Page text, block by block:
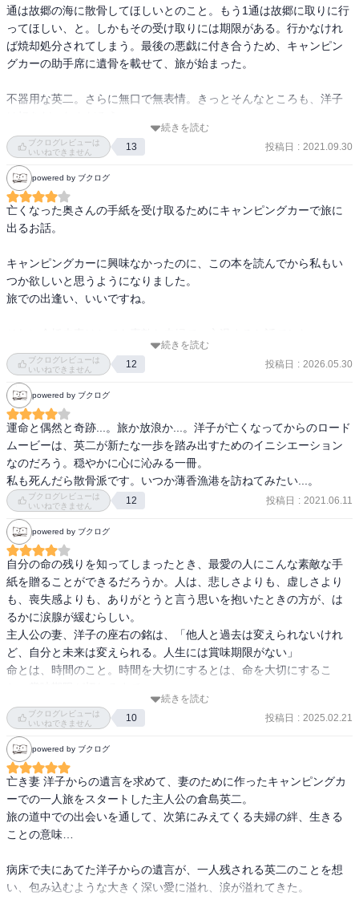
通は故郷の海に散骨してほしいとのこと。もう1通は故郷に取りに行
ってほしい、と。しかもその受け取りには期限がある。行かなけれ
ば焼却処分されてしまう。最後の悪戯に付き合うため、キャンピン
グカーの助手席に遺骨を載せて、旅が始まった。
不器用な英二。さらに無口で無表情。きっとそんなところも、洋子
童謡のしゃぼん玉が作られた背景は有名なので知っていたが、やは
り改めて聴くと悲しい。人が亡くなるって、寂しい。しかし英二は
そんな悲しさや寂しさだけではなかったのではないだろうか。洋子
からの愛情や洋子への愛情に溢れてもいたのではないか。そう考え
ると微笑ましい。
登場人物のそれぞれの夜に伏線が散りばめられていて、ラストに向
かって切なく優しく回収されていく。杉野も田宮も南原も、これま
た不器用なぐらい真っ直ぐ。
小さくてもいい、ゆっくりでもいいから、自分で一歩ずつ進んでい
きたい。何歳だって何処でだって時間を命を大切に。
優しくて温かくて時に切なくて、自分と大好きな人を大切にしよう
と思える本。
歳を重ねても忘れないように何度も何度も時間をかけて読もう。ま
続きを読む
ブクログレビューは
いいねできません
13 投稿日 : 2021.09.30
powered by ブクログ
亡くなった奥さんの手紙を受け取るためにキャンピングカーで旅に
出るお話。
キャンピングカーに興味なかったのに、この本を読んでから私もい
つか欲しいと思うようになりました。
旅での出逢い、いいですね。
続きを読む
ブクログレビューは
いいねできません
12 投稿日 : 2026.05.30
powered by ブクログ
運命と偶然と奇跡...。旅か放浪か...。洋子が亡くなってからのロード
ムービーは、英二が新たな一歩を踏み出すためのイニシエーション
なのだろう。穏やかに心に沁みる一冊。
私も死んだら散骨派です。いつか薄香漁港を訪ねてみたい...。
ブクログレビューは
いいねできません
12 投稿日 : 2021.06.11
powered by ブクログ
自分の命の残りを知ってしまったとき、最愛の人にこんな素敵な手
紙を贈ることができるだろうか。人は、悲しさよりも、虚しさより
も、喪失感よりも、ありがとうと言う思いを抱いたときの方が、は
るかに涙腺が緩むらしい。
主人公の妻、洋子の座右の銘は、「他人と過去は変えられないけれ
ど、自分と未来は変えられる。人生には賞味期限がない」
命とは、時間のこと。時間を大切にするとは、命を大切にするこ
続きを読む
ブクログレビューは
いいねできません
10 投稿日 : 2025.02.21
powered by ブクログ
亡き妻 洋子からの遺言を求めて、妻のために作ったキャンピングカ
ーでの一人旅をスタートした主人公の倉島英二。
旅の道中での出会いを通して、次第にみえてくる夫婦の絆、生きる
ことの意味…
病床で夫にあてた洋子からの遺言が、一人残される英二のことを想
い、包み込むような大きく深い愛に溢れ、涙が溢れてきた。